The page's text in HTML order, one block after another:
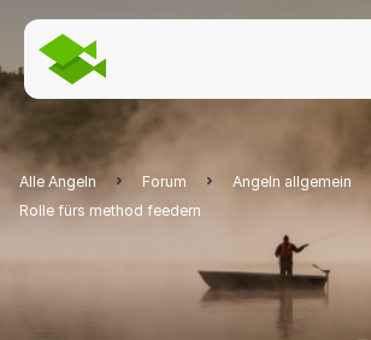
Alle Angeln Forum
Angeln allgemein
Rolle fürs method feedern